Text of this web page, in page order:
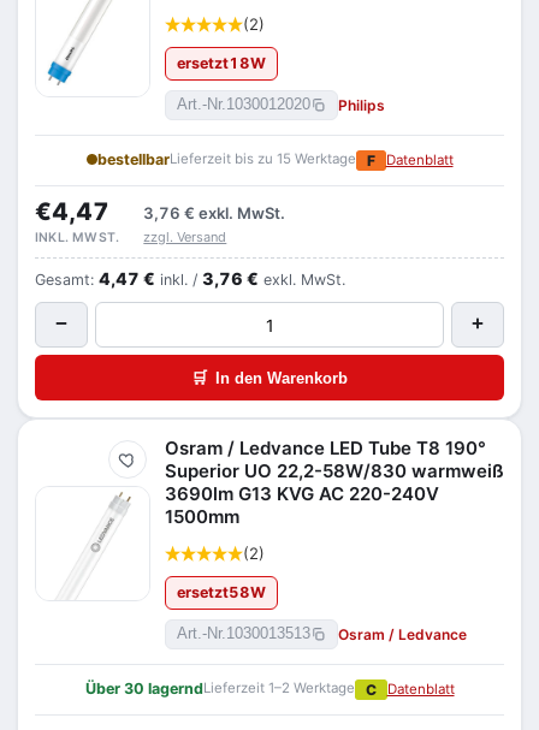
(2)
ersetzt18W
Art.-Nr.1030012020 Philips
bestellbarLieferzeit bis zu 15 Werktage F Datenblatt
€4,47 3,76 € exkl. MwSt.
INKL. MWST. zzgl. Versand
Gesamt: 4,47 € inkl. / 3,76 € exkl. MwSt.
− +
🛒 In den Warenkorb
Merken
Osram / Ledvance LED Tube T8 190°
Superior UO 22,2-58W/830 warmweiß
3690lm G13 KVG AC 220-240V
1500mm
(2)
ersetzt58W
Art.-Nr.1030013513 Osram / Ledvance
Über 30 lagerndLieferzeit 1–2 Werktage C Datenblatt